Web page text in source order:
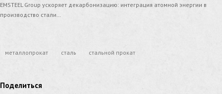
EMSTEEL Group ускоряет декарбонизацию: интеграция атомной энергии в
производство стали…
металлопрокат сталь стальной прокат
Поделиться